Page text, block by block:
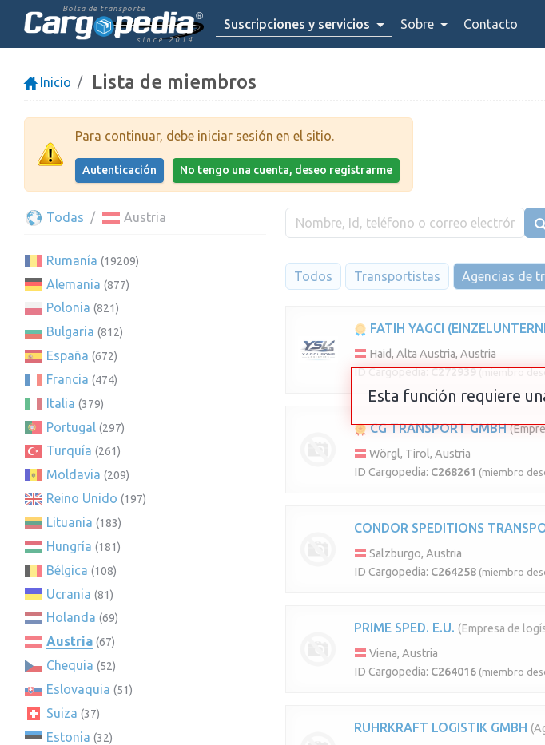
Bolsa de transporte
since 2014
Suscripciones y servicios Sobre Contacto
Inicio Lista de miembros
Para continuar, debe iniciar sesión en el sitio.
Autenticación No tengo una cuenta, deseo registrarme
Todas Austria
Rumanía (19209)
Alemania (877)
Polonia (821)
Bulgaria (812)
España (672)
Francia (474)
Italia (379)
Portugal (297)
Turquía (261)
Moldavia (209)
Reino Unido (197)
Lituania (183)
Hungría (181)
Bélgica (108)
Ucrania (81)
Holanda (69)
Austria (67)
Chequia (52)
Eslovaquia (51)
Suiza (37)
Estonia (32)
Todos Transportistas Agencias de
FATIH YAGCI
Haid, Alta Austria, Austria
ID Cargopedia:C272939 (miembro
CG TRANSPORT GMBH
Wörgl, Tirol, Austria
ID Cargopedia: C268261 (miembro
CONDOR SPEDITIONS
Salzburgo, Austria
ID Cargopedia: C264258 (miembro
PRIME SPED. E.U. (Empresa de
Viena, Austria
ID Cargopedia: C264016 (miembro
RUHRKRAFT LOGISTIK GMBH
Esta función requiere